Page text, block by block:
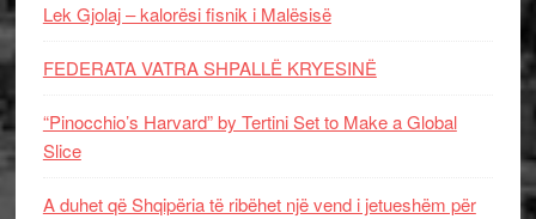
Lek Gjolaj – kalorësi fisnik i Malësisë
FEDERATA VATRA SHPALLË KRYESINË
“Pinocchio’s Harvard” by Tertini Set to Make a Global
Slice
A duhet që Shqipëria të ribëhet një vend i jetueshëm për